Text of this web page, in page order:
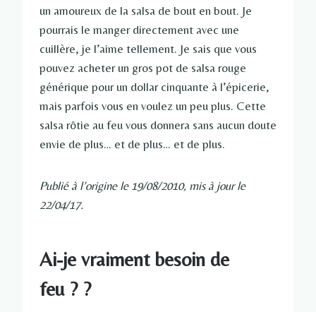
un amoureux de la salsa de bout en bout. Je
pourrais le manger directement avec une
cuillère, je l’aime tellement. Je sais que vous
pouvez acheter un gros pot de salsa rouge
générique pour un dollar cinquante à l’épicerie,
mais parfois vous en voulez un peu plus. Cette
salsa rôtie au feu vous donnera sans aucun doute
envie de plus… et de plus… et de plus.
Publié à l’origine le 19/08/2010, mis à jour le
22/04/17.
Ai-je vraiment besoin de
feu ? ?